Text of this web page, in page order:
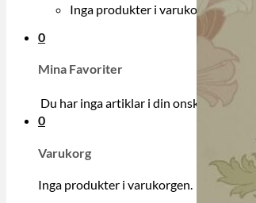
Inga produkter i varukorgen.
0
Mina Favoriter
Du har inga artiklar i din onskelista.
0
Varukorg
Inga produkter i varukorgen.